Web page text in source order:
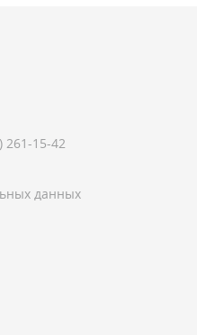
261-15-42
данных